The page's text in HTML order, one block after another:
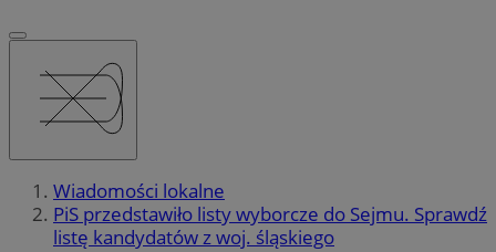
Wiadomości lokalne
PiS przedstawiło listy wyborcze do Sejmu. Sprawdź
listę kandydatów z woj. śląskiego